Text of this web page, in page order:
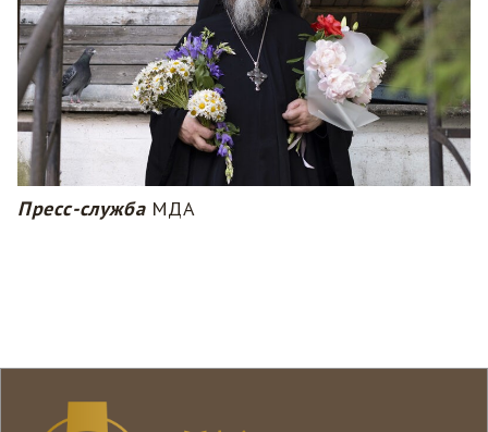
Пресс-служба МДА